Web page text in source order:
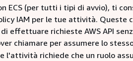
ECS (per tutti i tipi di avvio), ti
IAM per le tue attività. Queste
effettuare richieste AWS API
chiamare per assumere lo
l'attività richiede che un ruolo